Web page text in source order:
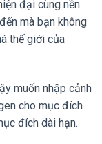
đại cùng nền
mà bạn không
thế giới của
muốn nhập cảnh
cho mục đích
đích dài hạn.